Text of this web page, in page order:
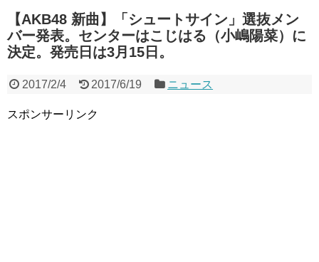
【AKB48 新曲】「シュートサイン」選抜メン
バー発表。センターはこじはる（小嶋陽菜）に
決定。発売日は3月15日。
2017/2/4 2017/6/19 ニュース
スポンサーリンク